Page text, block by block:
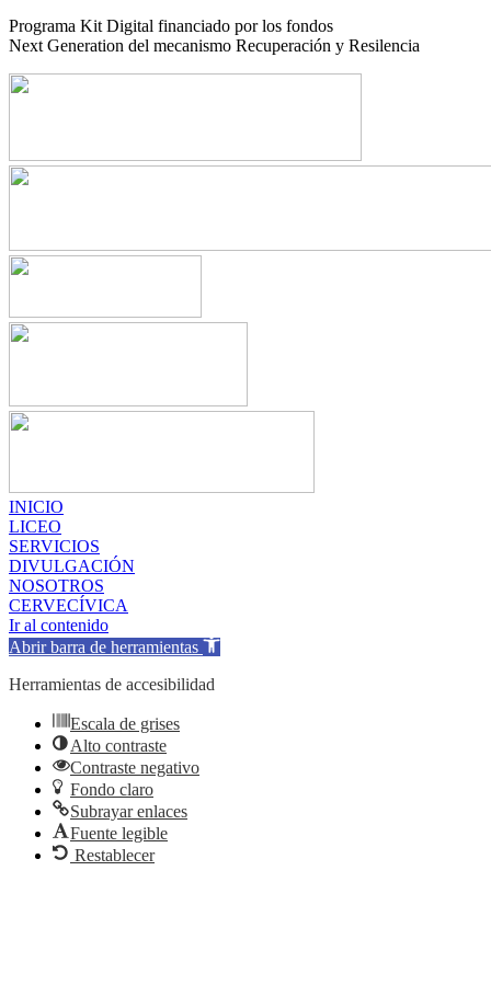
Programa Kit Digital financiado por los fondos
Next Generation del mecanismo Recuperación y Resilencia
INICIO
LICEO
SERVICIOS
DIVULGACIÓN
NOSOTROS
CERVECÍVICA
Ir al contenido
Abrir barra de herramientas
Herramientas de accesibilidad
Escala de grises
Alto contraste
Contraste negativo
Fondo claro
Subrayar enlaces
Fuente legible
Restablecer